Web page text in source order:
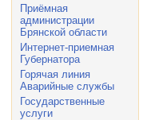
Приёмная
администрации
Брянской области
Интернет-приемная
Губернатора
Горячая линия
Аварийные службы
Государственные
услуги